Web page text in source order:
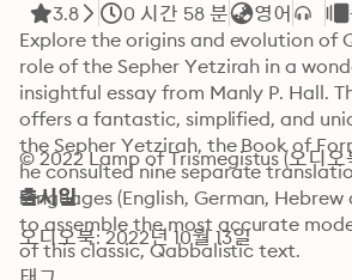
3.8 0 시간 58 분 영어
Explore the origins and evolution of
role of the Sepher Yetzirah in a
insightful essay from Manly P. Hall.
offers a fantastic, simplified, and
the Sepher Yetzirah, the Book of
he consulted nine separate
languages (English, German,
to assemble the most accurate
of this classic, Qabbalistic text.
© 2022 Lamp of Trismegistus (오디오
출시일
오디오북: 2022년 10월 13일